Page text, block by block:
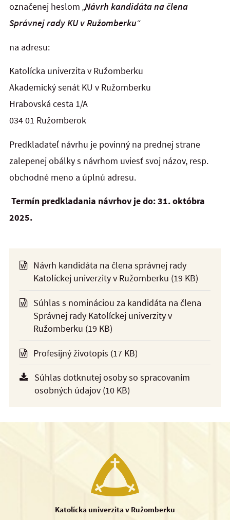
označenej heslom „Návrh kandidáta na člena
Správnej rady KU v Ružomberku“
na adresu:
Katolícka univerzita v Ružomberku
Akademický senát KU v Ružomberku
Hrabovská cesta 1/A
034 01 Ružomberok
Predkladateľ návrhu je povinný na prednej strane
zalepenej obálky s návrhom uviesť svoj názov, resp.
obchodné meno a úplnú adresu.
Termín predkladania návrhov je do: 31. októbra
2025.
Návrh kandidáta na člena správnej rady
Katolíckej univerzity v Ružomberku (19 KB)
Súhlas s nomináciou za kandidáta na člena
Správnej rady Katolíckej univerzity v
Ružomberku (19 KB)
Profesijný životopis (17 KB)
Súhlas dotknutej osoby so spracovaním
osobných údajov (10 KB)
Katolícka univerzita v Ružomberku